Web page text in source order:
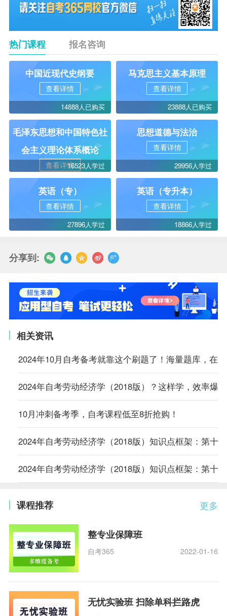
热门课程 报名咨询
中国近现代史纲要
查看详情
14888人已购买
马克思主义基本原理
查看详情
23888人已购买
毛泽东思想和中国特色社
会主义理论体系概论
查看详情16523人学过
思想道德与法治
查看详情
29956人学过
英语（专）
查看详情
27896人学过
英语（专升本）
查看详情
18866人学过
分享到:
相关资讯
2024年10月自考备考就靠这个刷题了！海量题库，在
2024年自考劳动经济学（2018版）？这样学，效率爆表
10月冲刺备考季，自考课程低至8折抢购！
2024年自考劳动经济学（2018版）知识点框架：第十
2024年自考劳动经济学（2018版）知识点框架：第十
更多
课程推荐
整专业保障班
自考365 2022-01-16
无忧实验班 扫除单科拦路虎